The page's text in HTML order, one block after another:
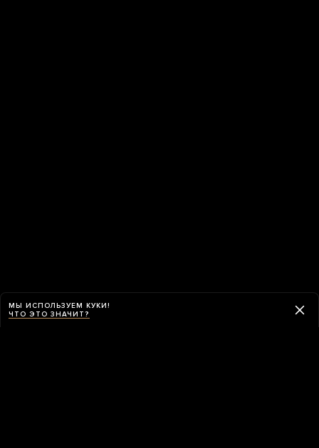
МЫ ИСПОЛЬЗУЕМ КУКИ!
ЧТО ЭТО ЗНАЧИТ?